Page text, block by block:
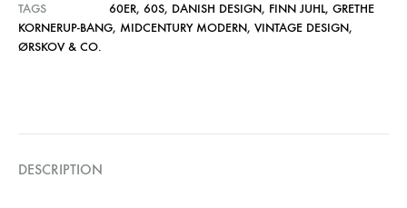
TAGS
60ER, 60S, DANISH DESIGN, FINN JUHL, GRETHE
KORNERUP-BANG, MIDCENTURY MODERN, VINTAGE DESIGN,
ØRSKOV & CO.
DESCRIPTION